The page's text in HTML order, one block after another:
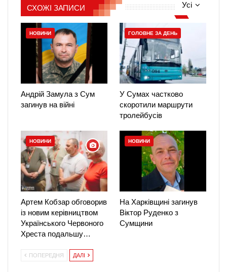
Усі
СХОЖІ ЗАПИСИ
НОВИНИ
Андрій Замула з Сум
загинув на війні
ГОЛОВНЕ ЗА ДЕНЬ
У Сумах частково
скоротили маршрути
тролейбусів
НОВИНИ
Артем Кобзар обговорив
із новим керівництвом
Українського Червоного
Хреста подальшу…
НОВИНИ
На Харківщині загинув
Віктор Руденко з
Сумщини
ПОПЕРЕДНЯ ДАЛІ